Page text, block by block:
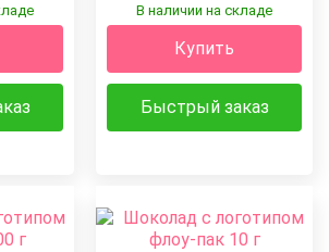
В наличии на складе
Купить
Быстрый заказ